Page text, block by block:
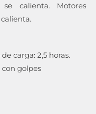
calienta. Motores
carga: 2,5 horas.
golpes